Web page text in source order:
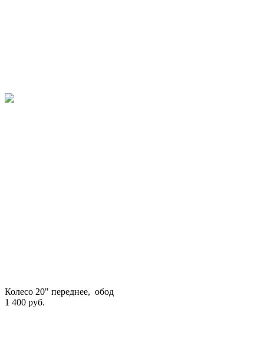
Колесо 20" переднее, обод
1 400 руб.